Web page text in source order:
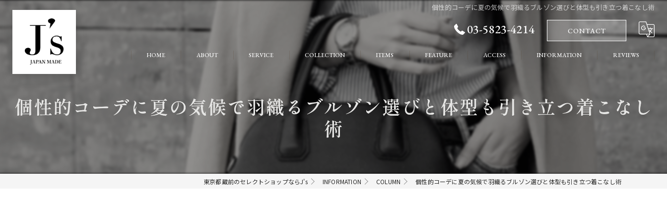
個性的コーデに夏の気候で羽織るブルゾン選びと体型も引き立つ着こなし術
03-5823-4214 CONTACT
HOME ABOUT SERVICE COLLECTION ITEMS
FAQ
FEATURE
大人
ストリート
ACCESS INFORMATION REVIEWS
個性的コーデに夏の気候で羽織るブルゾン選びと体型も引き立つ着こなし
術
東京都蔵前のセレクトショップならJ's INFORMATION COLUMN 個性的コーデに夏の気候で羽織るブルゾン選びと体型も引き立つ着こなし術